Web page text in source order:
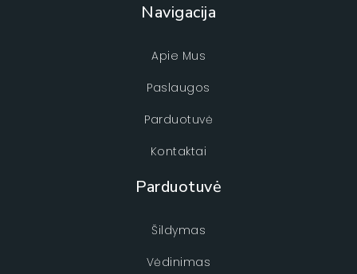
Navigacija
Apie Mus
Paslaugos
Parduotuvė
Kontaktai
Parduotuvė
Šildymas
Vėdinimas